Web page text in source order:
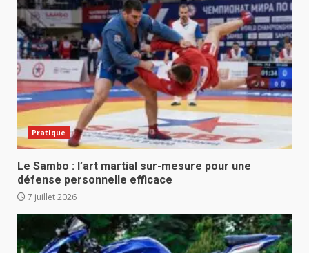
Pratique
Le Sambo : l’art martial sur-mesure pour une
défense personnelle efficace
7 juillet 2026